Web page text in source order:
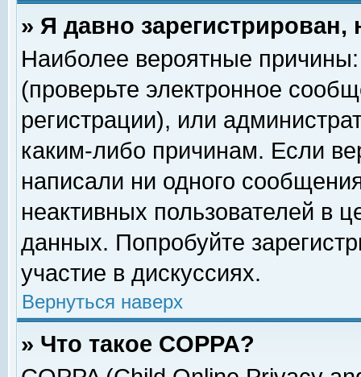
» Я давно
Наиболее вероятные
(проверьте электронное
регистрации), или
каким-либо причинам. Если
написали ни одного
неактивных пользователей в
данных. Попробуйте
участие в дискуссиях.
Вернуться наверх
» Что такое COPPA?